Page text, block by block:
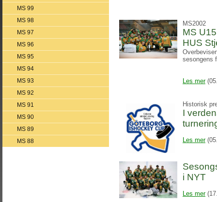
MS 99
MS 98
MS 97
MS 96
MS 95
MS 94
MS 93
MS 92
MS 91
MS 90
MS 89
MS 88
MS2002
MS
HUS
sesongens
Les mer
Historisk
I
Les mer
i NYT
Les mer